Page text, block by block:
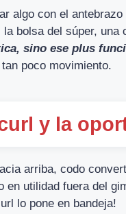
algo con el
bolsa del súper,
sino ese plus
poco movimiento.
y la
arriba, codo
en utilidad fuera del
lo pone en bandeja!